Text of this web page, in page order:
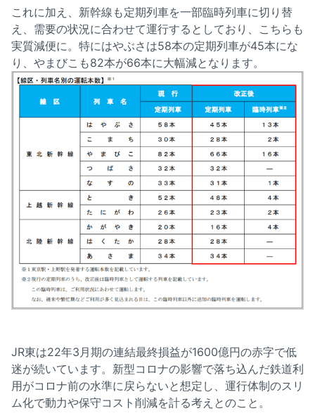
これに加え、新幹線も定期列車を一部臨時列車に切り替
え、需要の状況に合わせて運行するとしており、こちらも
実質減便に。特にはやぶさは58本の定期列車が45本にな
り、やまびこも82本が66本に大幅減となります。
JR東は22年3月期の連結最終損益が1600億円の赤字で低
迷が続いています。新型コロナの影響で落ち込んだ鉄道利
用がコロナ前の水準に戻らないと想定し、運行体制のスリ
ム化で動力や保守コスト削減を計る考えとのこと。